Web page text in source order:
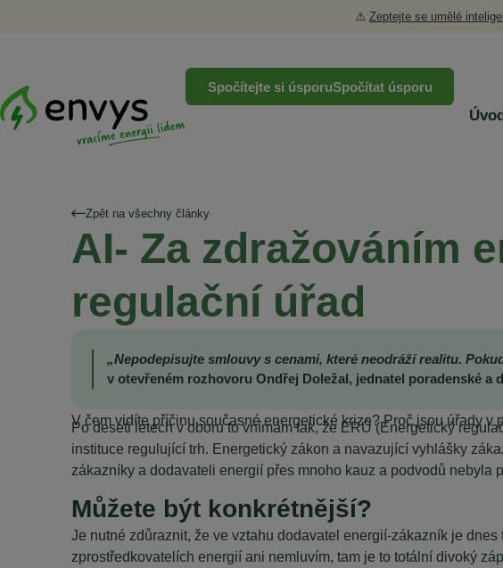
⚠️ Zeptejte se umělé
Spočítejte si úsporuSpočítat úsporu
Úvod
Zpět na všechny články
AI- Za zdražováním
regulační úřad
„Nepodepisujte smlouvy s cenami, které neodráží realitu.
v otevřeném rozhovoru Ondřej Doležal, jednatel poradenské a
V čem vidíte příčinu současné energetické krize? Proč jsou úřady
Po deseti letech v oboru to vnímám tak, že ERÚ (Energetický
instituce regulující trh. Energetický zákon a navazující vyhlášky
zákazníky a dodavateli energií přes mnoho kauz a podvodů nebyla
Můžete být konkrétnější?
Je nutné zdůraznit, že ve vztahu dodavatel energií-zákazník je
zprostředkovatelích energií ani nemluvím, tam je to totální divoký